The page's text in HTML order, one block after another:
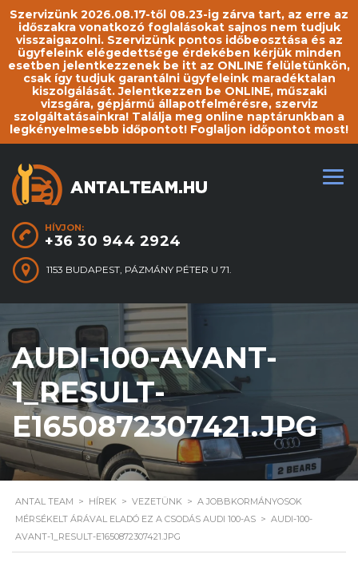
Szervizünk 2026.08.17-től 08.23-ig zárva tart, az erre az
időszakra vonatkozó foglalásokat sajnos nem tudjuk
visszaigazolni. Szervizünk pontos időbeosztása és az
ügyfeleink elégedettsége érdekében kérjük minden
esetben jelentkezzenek be itt az ONLINE felületünkön,
csak így tudjuk garantálni ügyfeleink maradéktalan
kiszolgálását. Jelentkezzen be ONLINE, műszaki
vizsgára, gépjármű állapotfelmérésre, szerviz
szolgáltatásainkra! Találja meg online naptárunkban a
legkényelmesebb időpontot! Foglaljon időpontot most!
HÍVJON:
+36 30 944 2924
1153 BUDAPEST, PÁZMÁNY PÉTER U 71.
AUDI-100-AVANT-
1_RESULT-
E1650872307421.JPG
ANTAL TEAM > HÍREK > VEZETÜNK > A JOBBKORMÁNYOSOK
MÉRSÉKELT ÁRÁVAL ELADÓ EZ A CSODÁS AUDI 100-AS > AUDI-100-
AVANT-1_RESULT-E1650872307421.JPG